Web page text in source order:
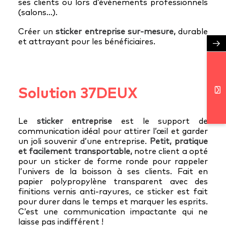
ses clients ou lors d’événements professionnels
(salons…).
Créer unsticker entreprise sur-mesure,durable
et attrayant pour les bénéficiaires.
Solution 37DEUX
Le sticker entreprise est le support de
communication idéal pour attirer l’œil et garder
un joli souvenir d’une entreprise. Petit, pratique
et facilement transportable,notre client a opté
pour un sticker de forme ronde pour rappeler
l’univers de la boisson à ses clients. Fait en
papier polypropylène transparent avec des
finitions vernis anti-rayures, ce sticker est fait
pour durer dans le temps et marquer les esprits.
C’est une communication impactante qui ne
laisse pas indifférent !
→